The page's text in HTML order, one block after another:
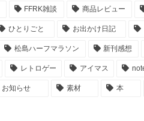
FFRK雑談 商品レビュー
ひとりごと お出かけ日記
松島ハーフマラソン 新刊感想
レトロゲー アイマス
お知らせ 素材 本